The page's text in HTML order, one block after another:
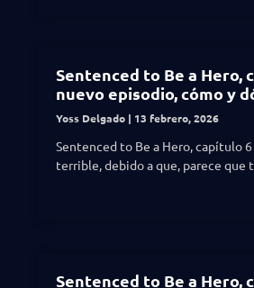
Sentenced to Be a Hero,
nuevo episodio, cómo y
Yoss Delgado 13 febrero, 2026
Sentenced to Be a Hero, capítulo
terrible, debido a que, parece que
Sentenced to Be a Hero,